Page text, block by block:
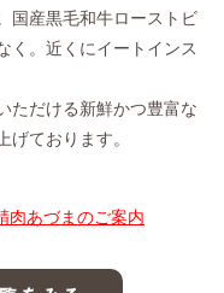
国産黒毛和牛ローストビ
く。近くにイートインス
ただける新鮮かつ豊富な
ております。
あづまのご案内